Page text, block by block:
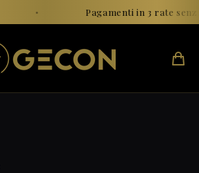
• Pagamenti in 3 rate